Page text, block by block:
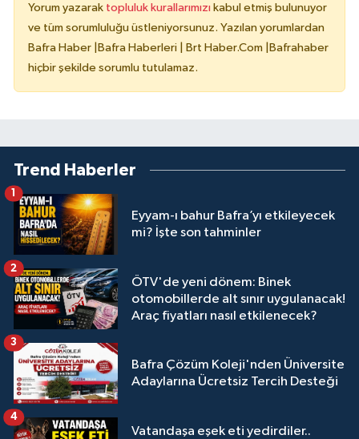
Yorum yazarak topluluk kurallarımızı kabul etmiş bulunuyor
ve tüm sorumluluğu üstleniyorsunuz. Yazılan yorumlardan
Bafra Haber |Bafra Haberleri | Brt Haber.Com |Bafrahaber
hiçbir şekilde sorumlu tutulamaz.
Trend Haberler
Eyyam-ı bahur Bafra’yı etkileyecek
mi? İşte son tahminler
1
ÖTV'de yeni dönem: Binek
otomobillerde alt sınır uygulanacak!
Araç fiyatları nasıl etkilenecek?
2
Bafra Çözüm Koleji'nden Üniversite
Adaylarına Ücretsiz Tercih Desteği
3
Vatandaşa eşek eti yedirdiler..
4